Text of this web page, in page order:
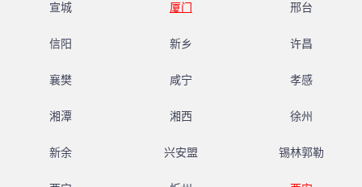
宣城 厦门 邢台
信阳 新乡 许昌
襄樊 咸宁 孝感
湘潭 湘西 徐州
新余 兴安盟 锡林郭勒